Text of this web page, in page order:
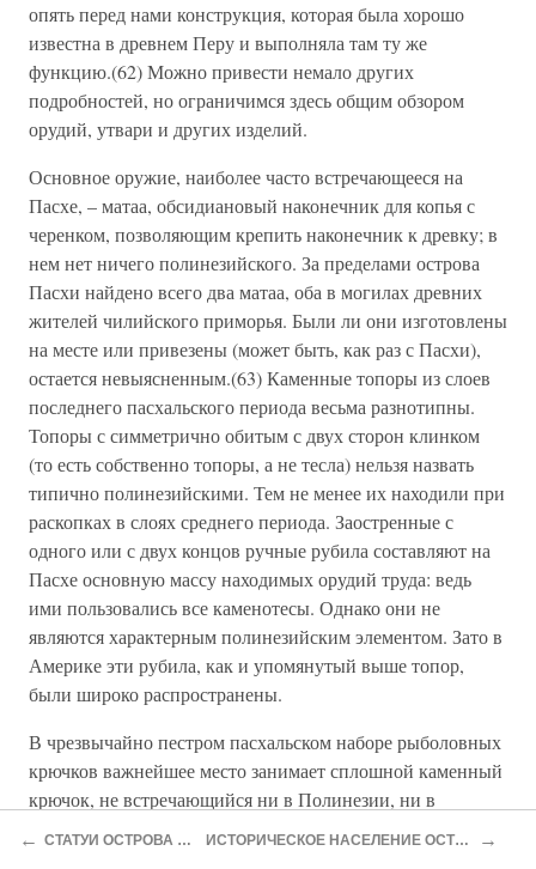
опять перед нами конструкция, которая была хорошо
известна в древнем Перу и выполняла там ту же
функцию.(62) Можно привести немало других
подробностей, но ограничимся здесь общим обзором
орудий, утвари и других изделий.
Основное оружие, наиболее часто встречающееся на
Пасхе, – матаа, обсидиановый наконечник для копья с
черенком, позволяющим крепить наконечник к древку; в
нем нет ничего полинезийского. За пределами острова
Пасхи найдено всего два матаа, оба в могилах древних
жителей чилийского приморья. Были ли они изготовлены
на месте или привезены (может быть, как раз с Пасхи),
остается невыясненным.(63) Каменные топоры из слоев
последнего пасхальского периода весьма разнотипны.
Топоры с симметрично обитым с двух сторон клинком
(то есть собственно топоры, а не тесла) нельзя назвать
типично полинезийскими. Тем не менее их находили при
раскопках в слоях среднего периода. Заостренные с
одного или с двух концов ручные рубила составляют на
Пасхе основную массу находимых орудий труда: ведь
ими пользовались все каменотесы. Однако они не
являются характерным полинезийским элементом. Зато в
Америке эти рубила, как и упомянутый выше топор,
были широко распространены.
В чрезвычайно пестром пасхальском наборе рыболовных
крючков важнейшее место занимает сплошной каменный
крючок, не встречающийся ни в Полинезии, ни в
← СТАТУИ ОСТРОВА ПАСХИ – ПРОБЛЕМА И ИТОГИ ИСТОРИЧЕСКОЕ НАСЕЛЕНИЕ ОСТРОВА ПАСХИ И ПИСЬМЕННОСТЬ РОНГО-РОНГО (XI) →